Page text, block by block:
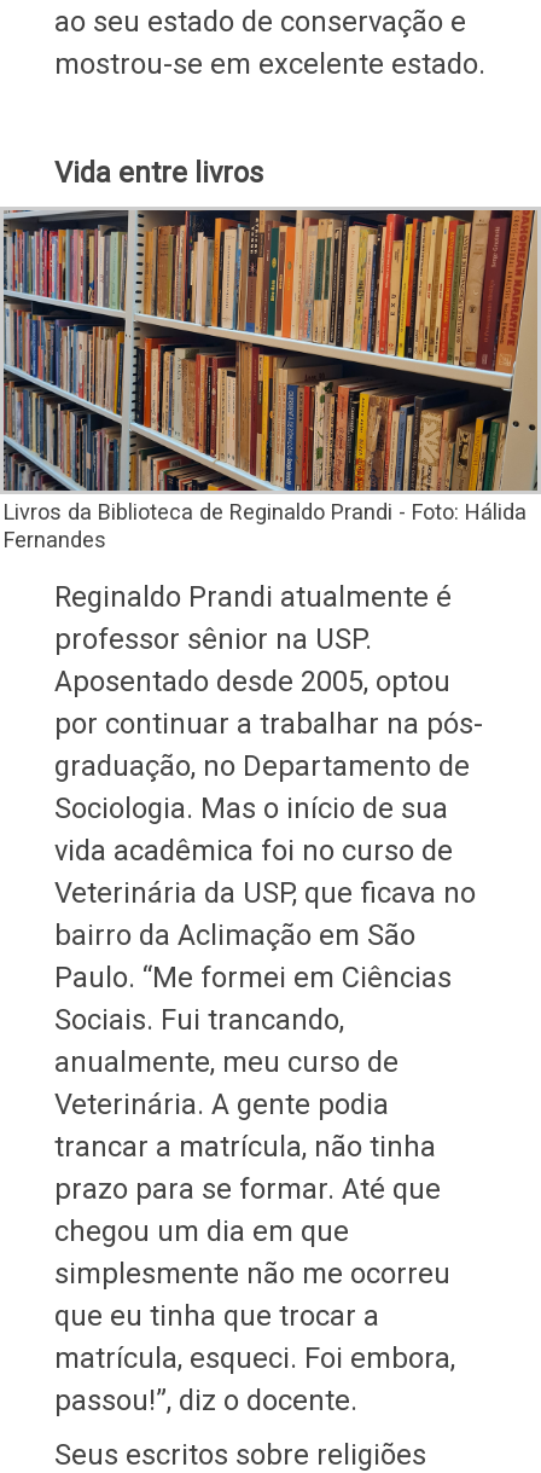
ao seu estado de conservação e
mostrou-se em excelente estado.
Vida entre livros
Livros da Biblioteca de Reginaldo Prandi - Foto: Hálida
Fernandes
Reginaldo Prandi atualmente é
professor sênior na USP.
Aposentado desde 2005, optou
por continuar a trabalhar na pós-
graduação, no Departamento de
Sociologia. Mas o início de sua
vida acadêmica foi no curso de
Veterinária da USP, que ficava no
bairro da Aclimação em São
Paulo. “Me formei em Ciências
Sociais. Fui trancando,
anualmente, meu curso de
Veterinária. A gente podia
trancar a matrícula, não tinha
prazo para se formar. Até que
chegou um dia em que
simplesmente não me ocorreu
que eu tinha que trocar a
matrícula, esqueci. Foi embora,
passou!”, diz o docente.
Seus escritos sobre religiões